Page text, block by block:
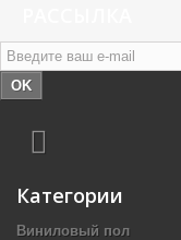
OK
Категории
Виниловый пол